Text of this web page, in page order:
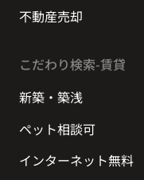
不動産売却
こだわり検索-賃貸
新築・築浅
ペット相談可
インターネット無料